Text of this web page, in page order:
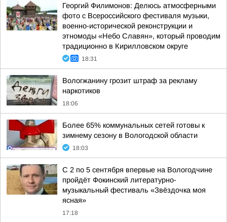
Георгий Филимонов: Делюсь атмосферными
фото с Всероссийского фестиваля музыки,
военно-исторической реконструкции и
этномоды «Небо Славян», который проводим
традиционно в Кирилловском округе
18:31
Вологжанину грозит штраф за рекламу
наркотиков
18:06
Более 65% коммунальных сетей готовы к
зимнему сезону в Вологодской области
18:03
С 2 по 5 сентября впервые на Вологодчине
пройдёт Фокинский литературно-
музыкальный фестиваль «Звёздочка моя
ясная»
17:18